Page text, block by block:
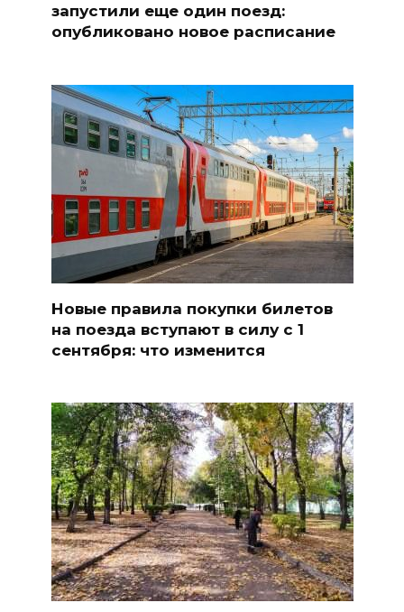
запустили еще один поезд:
опубликовано новое расписание
Новые правила покупки билетов
на поезда вступают в силу с 1
сентября: что изменится